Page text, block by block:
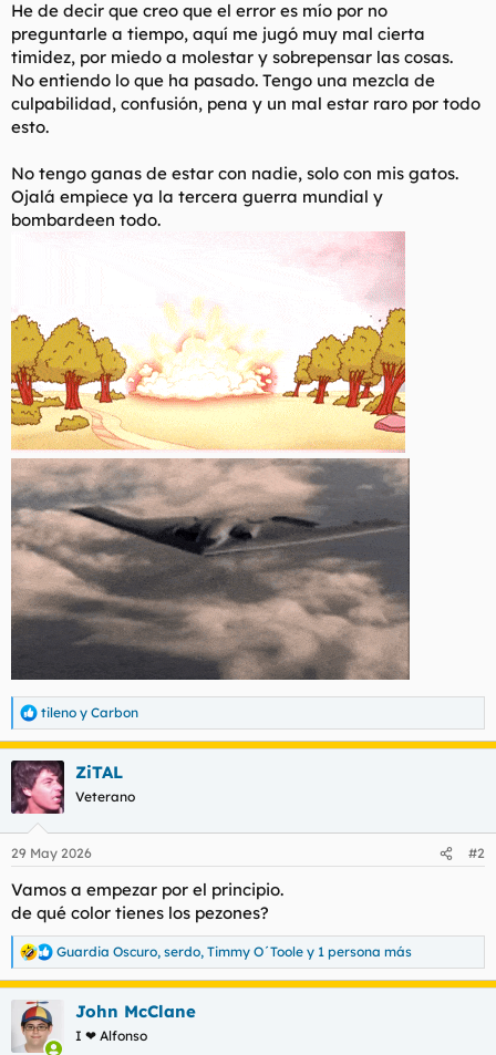
He de decir que creo que el error es mío por no
preguntarle a tiempo, aquí me jugó muy mal cierta
timidez, por miedo a molestar y sobrepensar las cosas.
No entiendo lo que ha pasado. Tengo una mezcla de
culpabilidad, confusión, pena y un mal estar raro por todo
esto.
No tengo ganas de estar con nadie, solo con mis gatos.
Ojalá empiece ya la tercera guerra mundial y
bombardeen todo.
R
e
a
c
c
i
e
:
tileno y Carbon
ZiTAL
Veterano
29 May 2026 #2
Vamos a empezar por el principio.
de qué color tienes los pezones?
R
e
a
c
c
Guardia Oscuro, serdo, Timmy O´Toole y 1 persona más
John McClane
I ❤ Alfonso